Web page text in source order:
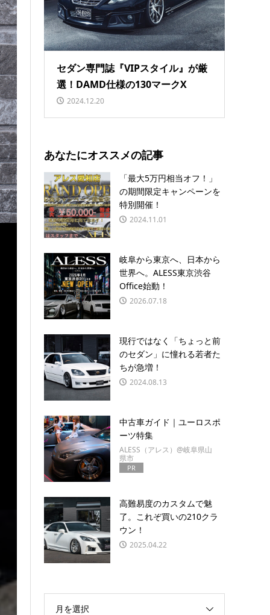
セダン専門誌『VIPスタイル』が厳
選！DAMD仕様の130マークX
2024.12.20
あなたにオススメの記事
「最大5万円相当オフ！」
の期間限定キャンペーンを
特別開催！
2024.11.01
岐阜から東京へ、日本から
世界へ。ALESS東京渋谷
Office始動！
2026.07.18
現行ではなく「ちょっと前
のセダン」に憧れる若者た
ちが急増！
2024.08.13
中古車ガイド｜ユーロスポ
ーツ特集
ALESS（アレス）@岐阜県山
県市
PR
高難易度のカスタムで魅
了。これぞ買いの210クラ
ウン！
2025.04.22
月を選択